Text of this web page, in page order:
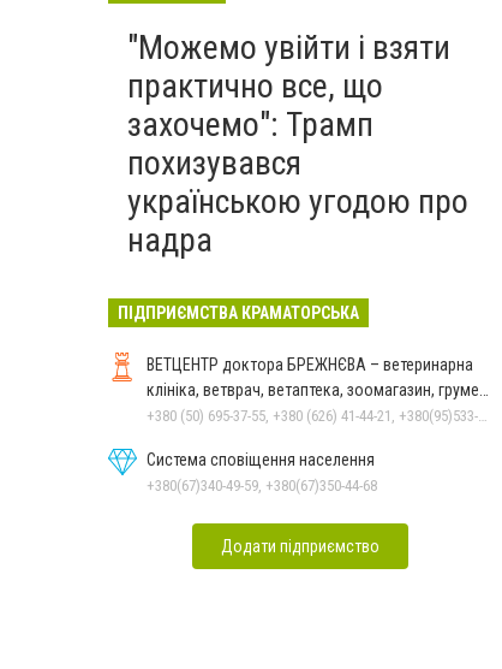
"Можемо увійти і взяти
практично все, що
захочемо": Трамп
похизувався
українською угодою про
надра
ПІДПРИЄМСТВА КРАМАТОРСЬКА
ВЕТЦЕНТР доктора БРЕЖНЄВА – ветеринарна
клініка, ветврач, ветаптека, зоомагазин, грумер,
стрижки.
+380 (50) 695-37-55, +380 (626) 41-44-21, +380(95)533-90-03
Система сповіщення населення
+380(67)340-49-59, +380(67)350-44-68
Додати підприємство